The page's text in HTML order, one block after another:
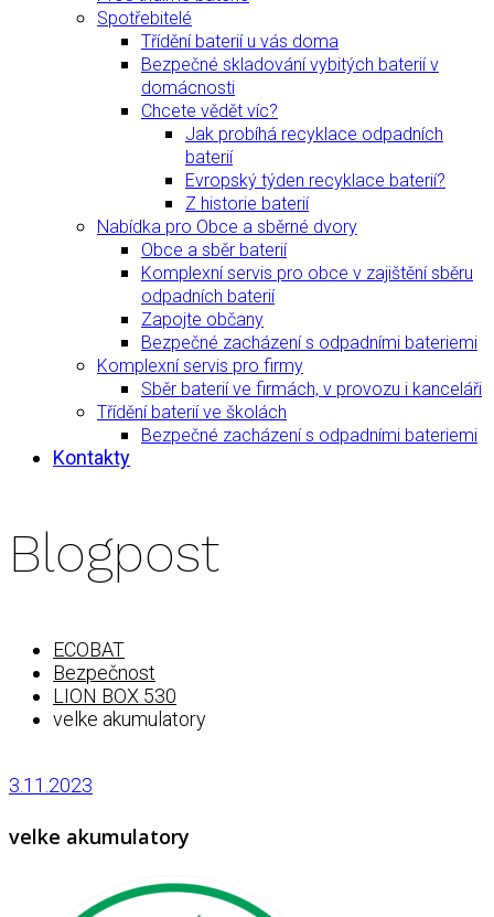
Spotřebitelé
Třídění baterií u vás doma
Bezpečné skladování vybitých baterií v
domácnosti
Chcete vědět víc?
Jak probíhá recyklace odpadních
baterií
Evropský týden recyklace baterií?
Z historie baterií
Nabídka pro Obce a sběrné dvory
Obce a sběr baterií
Komplexní servis pro obce v zajištění sběru
odpadních baterií
Zapojte občany
Bezpečné zacházení s odpadními bateriemi
Komplexní servis pro firmy
Sběr baterií ve firmách, v provozu i kanceláři
Třídění baterií ve školách
Bezpečné zacházení s odpadními bateriemi
Kontakty
Blogpost
ECOBAT
Bezpečnost
LION BOX 530
velke akumulatory
3.11.2023
velke akumulatory